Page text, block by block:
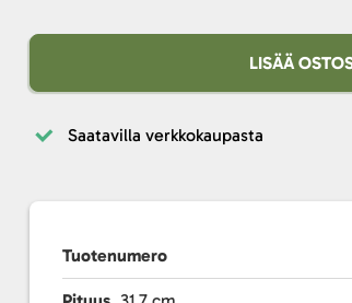
LISÄÄ
Saatavilla verkkokaupasta
Tuotenumero